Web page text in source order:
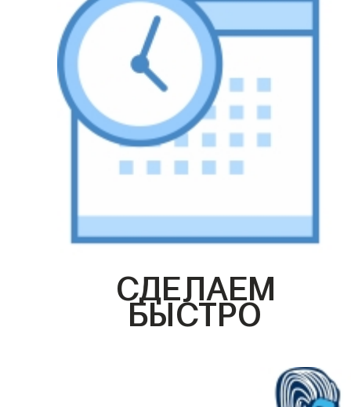
СДЕЛАЕМ
БЫСТРО